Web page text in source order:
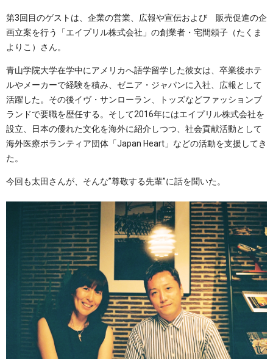
第3回目のゲストは、企業の営業、広報や宣伝および゙販売促進の企
画立案を行う「エイプリル株式会社」の創業者・宅間頼子（たくま
よりこ）さん。
青山学院大学在学中にアメリカへ語学留学した彼女は、卒業後ホテ
ルやメーカーで経験を積み、ゼニア・ジャパンに入社、広報として
活躍した。その後イヴ・サンローラン、トッズなどファッションブ
ランドで要職を歴任する。そして2016年にはエイプリル株式会社を
設立、日本の優れた文化を海外に紹介しつつ、社会貢献活動として
海外医療ボランティア団体「Japan Heart」などの活動を支援してき
た。
今回も太田さんが、そんな”尊敬する先輩”に話を聞いた。